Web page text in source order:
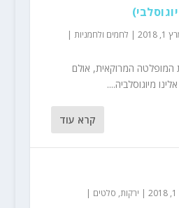
1, 2018
| לחמים ולחמניות|
המופלטה המרוקאית, אולם
מיוגוסלביה....
קרא עוד
| ירקות, סלטים |